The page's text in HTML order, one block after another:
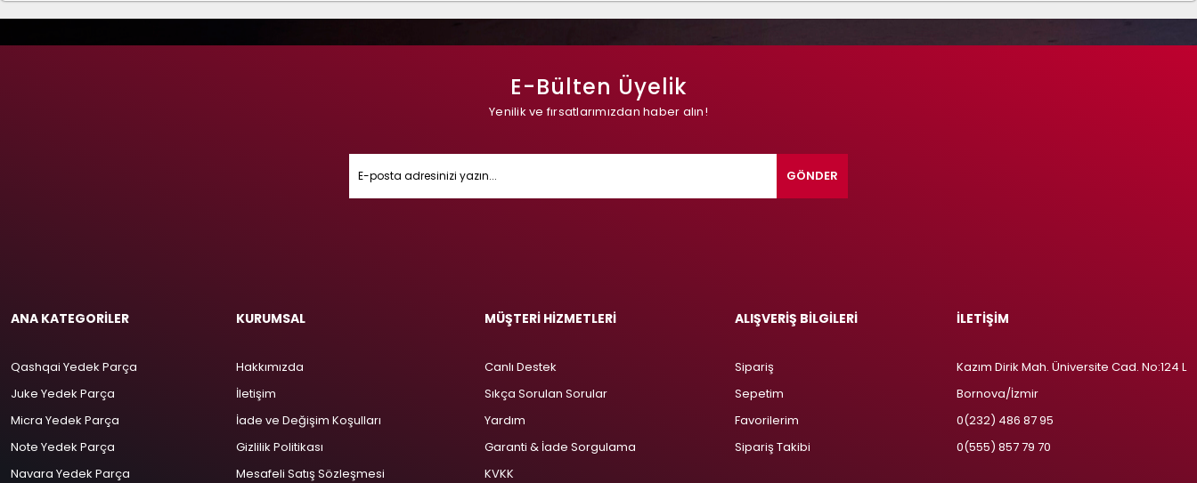
E-Bülten Üyelik
Yenilik ve fırsatlarımızdan haber alın!
GÖNDER
ANA KATEGORİLER
Qashqai Yedek Parça
Juke Yedek Parça
Micra Yedek Parça
Note Yedek Parça
Navara Yedek Parça
KURUMSAL
Hakkımızda
İletişim
İade ve Değişim Koşulları
Gizlilik Politikası
Mesafeli Satış Sözleşmesi
MÜŞTERİ HİZMETLERİ
Canlı Destek
Sıkça Sorulan Sorular
Yardım
Garanti & İade Sorgulama
KVKK
ALIŞVERİŞ BİLGİLERİ
Sipariş
Sepetim
Favorilerim
Sipariş Takibi
İLETİŞİM
Kazım Dirik Mah. Üniversite Cad. No:124 L
Bornova/İzmir
0(232) 486 87 95
0(555) 857 79 70